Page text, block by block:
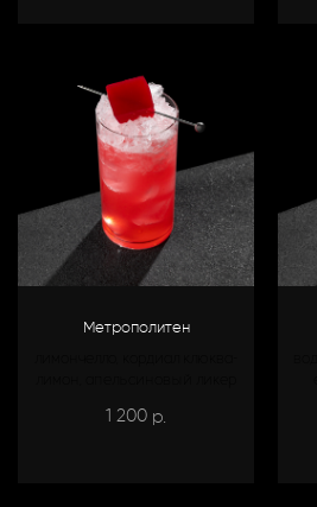
Метрополитен
1 200 р.